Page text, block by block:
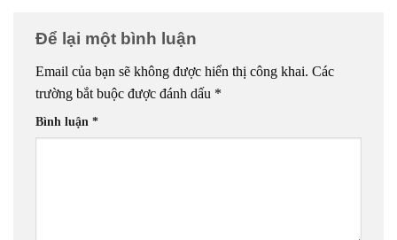
Để lại một bình luận
Email của bạn sẽ không được hiển thị công khai. Các
trường bắt buộc được đánh dấu *
Bình luận *